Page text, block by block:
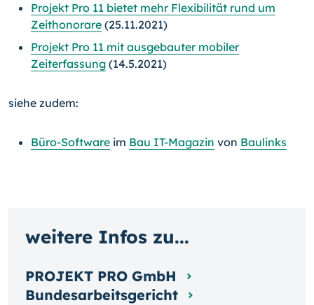
Projekt Pro 11 bietet mehr Flexibilität rund um
Zeithonorare (25.11.2021)
Projekt Pro 11 mit ausgebauter mobiler
Zeiterfassung (14.5.2021)
siehe zudem:
Büro-Software im Bau IT-Magazin von Baulinks
weitere Infos zu...
PROJEKT PRO GmbH
Bundesarbeitsgericht